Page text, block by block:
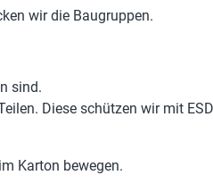
wir die Baugruppen.
sind.
Diese schützen wir mit
Karton bewegen.